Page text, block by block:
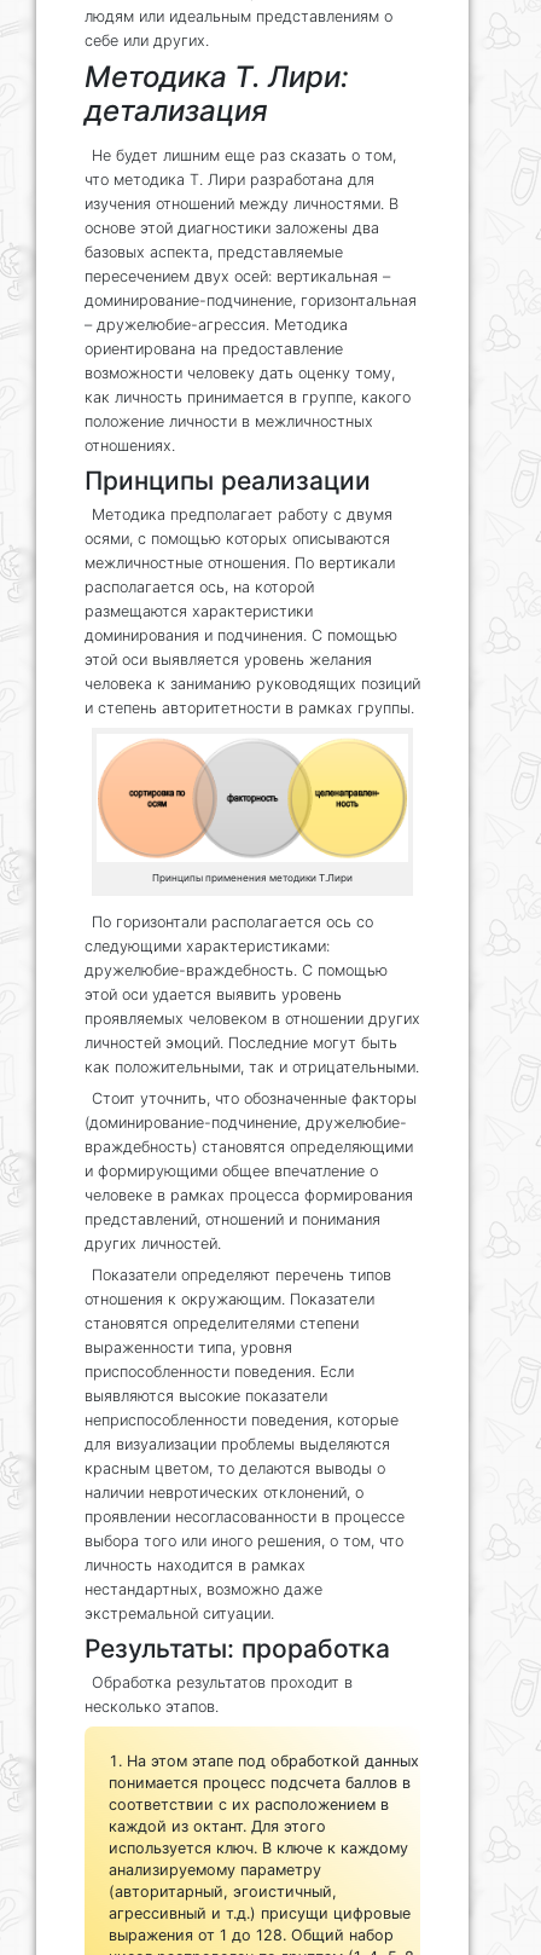
людям или идеальным представлениям о
себе или других.
Методика Т. Лири:
детализация
Не будет лишним еще раз сказать о том,
что методика Т. Лири разработана для
изучения отношений между личностями. В
основе этой диагностики заложены два
базовых аспекта, представляемые
пересечением двух осей: вертикальная –
доминирование-подчинение, горизонтальная
– дружелюбие-агрессия. Методика
ориентирована на предоставление
возможности человеку дать оценку тому,
как личность принимается в группе, какого
положение личности в межличностных
отношениях.
Принципы реализации
Методика предполагает работу с двумя
осями, с помощью которых описываются
межличностные отношения. По вертикали
располагается ось, на которой
размещаются характеристики
доминирования и подчинения. С помощью
этой оси выявляется уровень желания
человека к заниманию руководящих позиций
и степень авторитетности в рамках группы.
Принципы применения методики Т.Лири
По горизонтали располагается ось со
следующими характеристиками:
дружелюбие-враждебность. С помощью
этой оси удается выявить уровень
проявляемых человеком в отношении других
личностей эмоций. Последние могут быть
как положительными, так и отрицательными.
Стоит уточнить, что обозначенные факторы
(доминирование-подчинение, дружелюбие-
враждебность) становятся определяющими
и формирующими общее впечатление о
человеке в рамках процесса формирования
представлений, отношений и понимания
других личностей.
Показатели определяют перечень типов
отношения к окружающим. Показатели
становятся определителями степени
выраженности типа, уровня
приспособленности поведения. Если
выявляются высокие показатели
неприспособленности поведения, которые
для визуализации проблемы выделяются
красным цветом, то делаются выводы о
наличии невротических отклонений, о
проявлении несогласованности в процессе
выбора того или иного решения, о том, что
личность находится в рамках
нестандартных, возможно даже
экстремальной ситуации.
Результаты: проработка
Обработка результатов проходит в
несколько этапов.
На этом этапе под обработкой данных
понимается процесс подсчета баллов в
соответствии с их расположением в
каждой из октант. Для этого
используется ключ. В ключе к каждому
анализируемому параметру
(авторитарный, эгоистичный,
агрессивный и т.д.) присущи цифровые
выражения от 1 до 128. Общий набор